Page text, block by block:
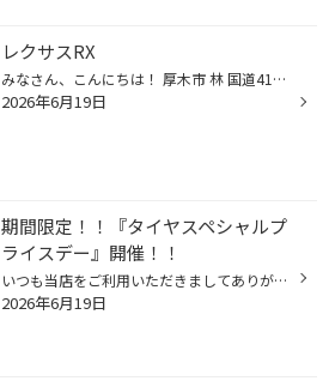
レクサスRX
みなさん、こんにちは！ 厚木市 林 国道412号線沿い ゴルフ用品の ゴルフドゥ さん向かいの タイヤ館厚木店 仲澤です 本日は レクサス RX の ２０２６年新商品でのタイヤ交換 をご紹介いたします(#^.^#) こちらのお客様は そろそろタイヤ交換時期だね～！ とご来店されました 溝は多少残っておりま...
2026年6月19日
期間限定！！『タイヤスペシャルプ
ライスデー』開催！！
いつも当店をご利用いただきましてありがとうございます。 6/19(金)～6/28(日)まで、コクピット・タイヤ館におきまして、 期間限定！ サイズ限定！！ 数量限定！！！ お得にお買い求めいただける、「タイヤスペシャルプライスデー」がスタートします！ お得なタイヤのご紹介！！ ワゴンR、N-BOX、タ...
2026年6月19日